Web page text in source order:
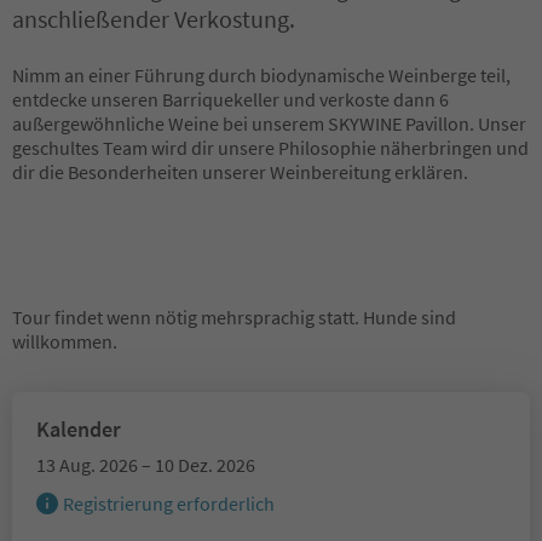
anschließender Verkostung.
Nimm an einer Führung durch biodynamische Weinberge teil,
entdecke unseren Barriquekeller und verkoste dann 6
außergewöhnliche Weine bei unserem SKYWINE Pavillon. Unser
geschultes Team wird dir unsere Philosophie näherbringen und
dir die Besonderheiten unserer Weinbereitung erklären.
Tour findet wenn nötig mehrsprachig statt. Hunde sind
willkommen.
Kalender
13 Aug. 2026 – 10 Dez. 2026
Registrierung erforderlich